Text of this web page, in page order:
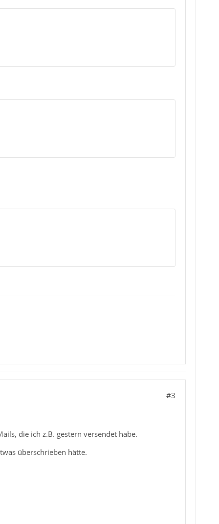
#3
die ich z.B. gestern versendet habe.
überschrieben hätte.